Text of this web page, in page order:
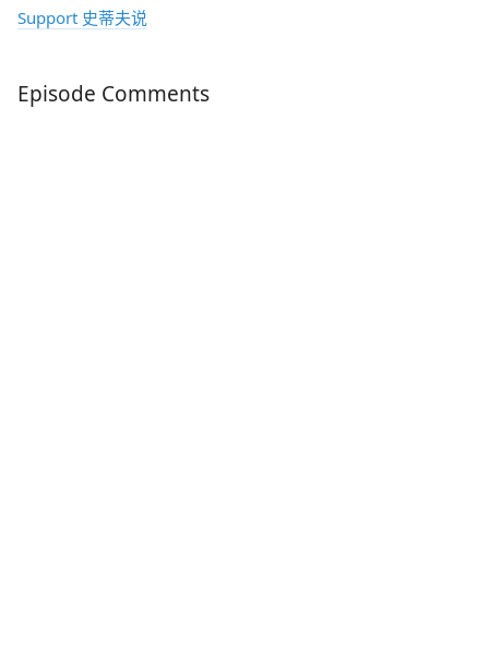
Support 史蒂夫说
Episode Comments